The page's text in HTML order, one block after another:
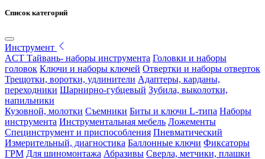
Список категорий
Инструмент
ACT Тайвань- наборы инструмента Головки и наборы
головок Ключи и наборы ключей Отвертки и наборы отверток
Трещотки, воротки, удлинители Адаптеры, карданы,
переходники Шарнирно-губцевый Зубила, выколотки,
напильники
Кузовной, молотки Съемники Биты и ключи L-типа Наборы
инструмента Инструментальная мебель Ложементы
Специнструмент и приспособления Пневматический
Измерительный, диагностика Баллонные ключи Фиксаторы
ГРМ Для шиномонтажа Абразивы Сверла, метчики, плашки